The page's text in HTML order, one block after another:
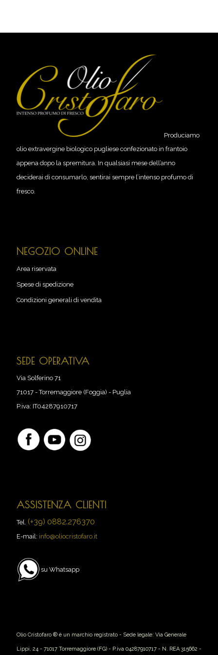
Produciamo
olio extravergine biologico pugliese confezionato in frantoio
appena dopo la spremitura. In qualsiasi mese dell’anno
deciderai di consumarlo, sentirai sempre l’intenso profumo di
fresco.
NEGOZIO ONLINE
Area riservata
Spese di spedizione
Condizioni generali di vendita
SEDE OPERATIVA
Via Solferino 71
71017-Torremaggiore (Foggia) - Puglia
P.iva: IT04287910717
ASSISTENZA CLIENTI
Tel. (+39) 0882.276370
E-mail: info@oliocristofaro.it
su Whatsapp
Olio Cristofaro ® è un marchio registrato - Sede legale: Via Generale
Lippi, 24 - 71017 Torremaggiore (FG) - P.iva 04287910717 - N. REA 315662 -